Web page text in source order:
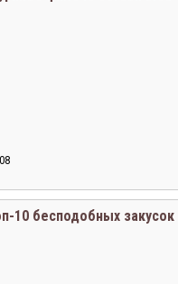
10 бесподобных закусок